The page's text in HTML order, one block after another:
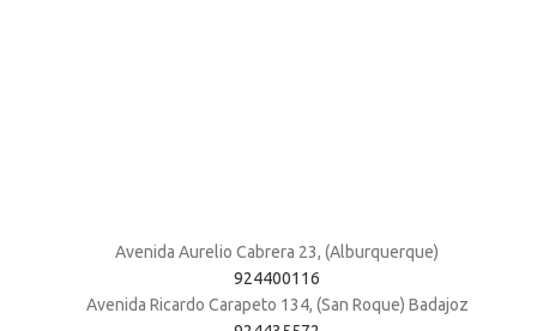
Avenida Aurelio Cabrera 23, (Alburquerque)
924400116
Avenida Ricardo Carapeto 134, (San Roque) Badajoz